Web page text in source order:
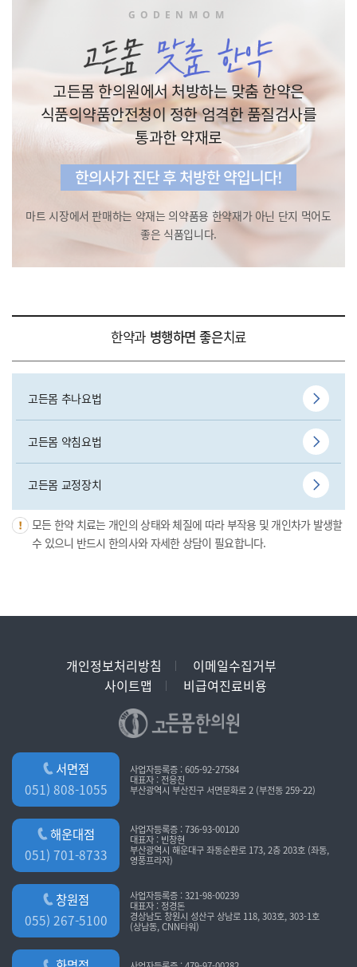
GODENMOM
고든몸 한의원에서 처방하는 맞춤 한약은
식품의약품안전청이 정한 엄격한 품질검사를
통과한 약재로
한의사가 진단 후 처방한 약입니다!
마트 시장에서 판매하는 약재는 의약품용 한약재가 아닌 단지 먹어도
좋은 식품입니다.
한약과 병행하면 좋은치료
고든몸 추나요법
고든몸 약침요법
고든몸 교정장치
모든 한약 치료는 개인의 상태와 체질에 따라 부작용 및 개인차가 발생할
수 있으니 반드시 한의사와 자세한 상담이 필요합니다.
개인정보처리방침
이메일수집거부
사이트맵
비급여진료비용
서면점
051) 808-1055
사업자등록증 : 605-92-27584
대표자 : 전응진
부산광역시 부산진구 서면문화로 2 (부전동 259-22)
해운대점
051) 701-8733
사업자등록증 : 736-93-00120
대표자 : 빈창현
부산광역시 해운대구 좌동순환로 173, 2층 203호 (좌동,
영풍프라자)
창원점
055) 267-5100
사업자등록증 : 321-98-00239
대표자 : 정경돈
경상남도 창원시 성산구 상남로 118, 303호, 303-1호
(상남동, CNN타워)